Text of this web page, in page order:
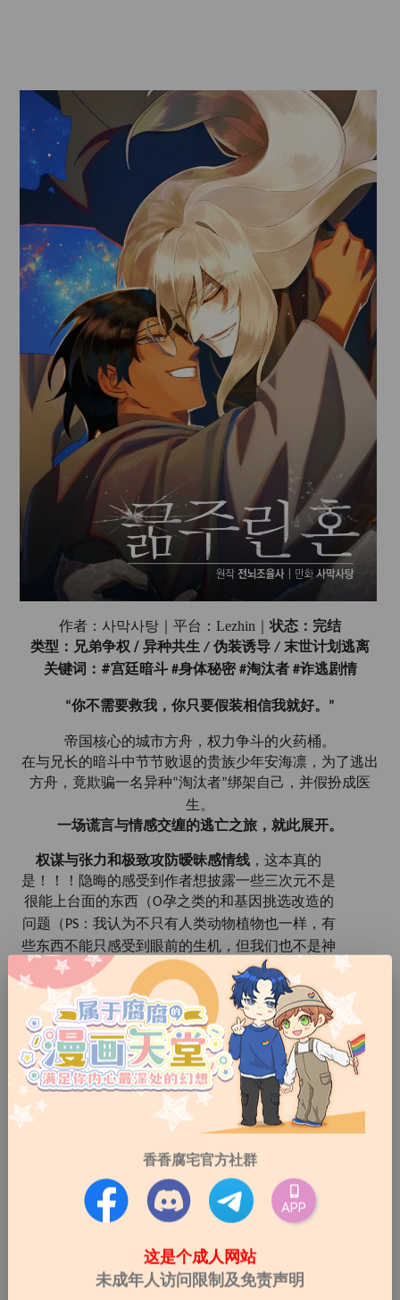
作者：사막사탕｜平台： Lezhin｜状态：完结
类型：兄弟争权 / 异种共生 / 伪装诱导 / 末世计划逃离
关键词： #宫廷暗斗 #身体秘密#淘汰者 #诈逃剧情
“你不需要救我，你只要假装相信我就好。 ”
帝国核心的城市方舟，权力争斗的火药桶。
在与兄长的暗斗中节节败退的贵族少年安海凛，为了逃出
方舟，竟欺骗一名异种“淘汰者”绑架自己，并假扮成医
生。
一场谎言与情感交缠的逃亡之旅，就此展开。
权谋与张力和极致攻防暧昧感情线 ， 这本真的
是！！！隐晦的感受到作者想披露一些三次元不是
很能上台面的东西（O孕之类的和基因挑选改造的
问题（ PS：我认为不只有人类动物植物也一样，有
些东西不能只感受到眼前的生机，但我们也不是神
很难去预测到未来是如何
3.《薛西
弗斯的猎
香香腐宅官方社群
APP
这是个成人网站
未成年人访问限制及免责声明